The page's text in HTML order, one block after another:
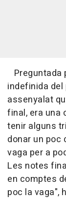
Preguntada
indefinida
assenyalat
final, era una
tenir alguns
donar un poc
vaga per a
Les notes
en comptes
poc la vaga",